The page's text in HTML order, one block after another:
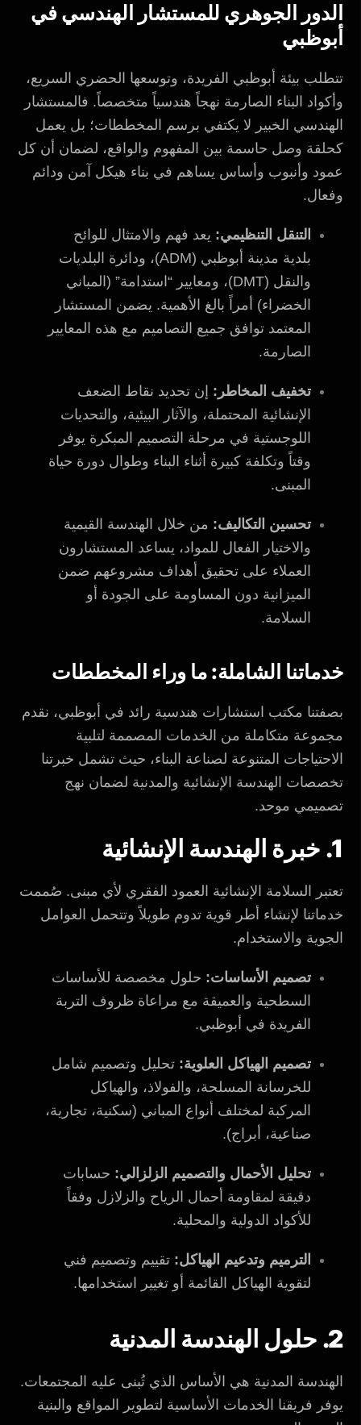
الدور الجوهري للمستشار الهندسي في
أبوظبي
تتطلب بيئة أبوظبي الفريدة، وتوسعها الحضري السريع،
وأكواد البناء الصارمة نهجاً هندسياً متخصصاً. فالمستشار
الهندسي الخبير لا يكتفي برسم المخططات؛ بل يعمل
كحلقة وصل حاسمة بين المفهوم والواقع، لضمان أن كل
عمود وأنبوب وأساس يساهم في بناء هيكل آمن ودائم
وفعال.
التنقل التنظيمي: يعد فهم والامتثال للوائح
بلدية مدينة أبوظبي (ADM)، ودائرة البلديات
والنقل (DMT)، ومعايير “استدامة” (المباني
الخضراء) أمراً بالغ الأهمية. يضمن المستشار
المعتمد توافق جميع التصاميم مع هذه المعايير
الصارمة.
تخفيف المخاطر: إن تحديد نقاط الضعف
الإنشائية المحتملة، والآثار البيئية، والتحديات
اللوجستية في مرحلة التصميم المبكرة يوفر
وقتاً وتكلفة كبيرة أثناء البناء وطوال دورة حياة
المبنى.
تحسين التكاليف: من خلال الهندسة القيمية
والاختيار الفعال للمواد، يساعد المستشارون
العملاء على تحقيق أهداف مشروعهم ضمن
الميزانية دون المساومة على الجودة أو
السلامة.
خدماتنا الشاملة: ما وراء المخططات
بصفتنا مكتب استشارات هندسية رائد في أبوظبي، نقدم
مجموعة متكاملة من الخدمات المصممة لتلبية
الاحتياجات المتنوعة لصناعة البناء، حيث تشمل خبرتنا
تخصصات الهندسة الإنشائية والمدنية لضمان نهج
تصميمي موحد.
1. خبرة الهندسة الإنشائية
تعتبر السلامة الإنشائية العمود الفقري لأي مبنى. صُممت
خدماتنا لإنشاء أطر قوية تدوم طويلاً وتتحمل العوامل
الجوية والاستخدام.
تصميم الأساسات: حلول مخصصة للأساسات
السطحية والعميقة مع مراعاة ظروف التربة
الفريدة في أبوظبي.
تصميم الهياكل العلوية: تحليل وتصميم شامل
للخرسانة المسلحة، والفولاذ، والهياكل
المركبة لمختلف أنواع المباني (سكنية، تجارية،
صناعية، أبراج).
تحليل الأحمال والتصميم الزلزالي: حسابات
دقيقة لمقاومة أحمال الرياح والزلازل وفقاً
للأكواد الدولية والمحلية.
الترميم وتدعيم الهياكل: تقييم وتصميم فني
لتقوية الهياكل القائمة أو تغيير استخدامها.
2. حلول الهندسة المدنية
الهندسة المدنية هي الأساس الذي تُبنى عليه المجتمعات.
يوفر فريقنا الخدمات الأساسية لتطوير المواقع والبنية